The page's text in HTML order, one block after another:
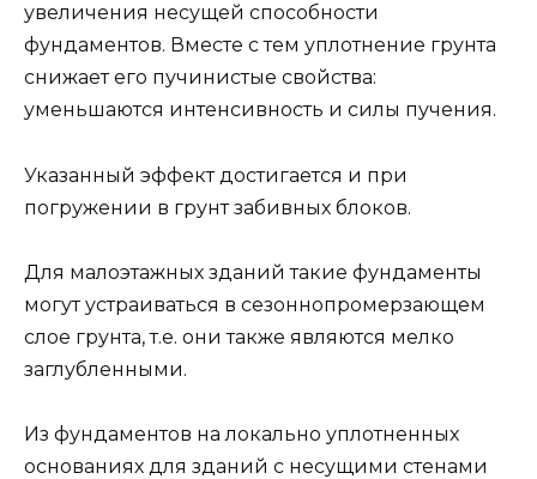
увеличения несущей способности
фундаментов. Вместе с тем уплотнение грунта
снижает его пучинистые свойства:
уменьшаются интенсивность и силы пучения.
Указанный эффект достигается и при
погружении в грунт забивных блоков.
Для малоэтажных зданий такие фундаменты
могут устраиваться в сезоннопромерзающем
слое грунта, т.е. они также являются мелко
заглубленными.
Из фундаментов на локально уплотненных
основаниях для зданий с несущими стенами